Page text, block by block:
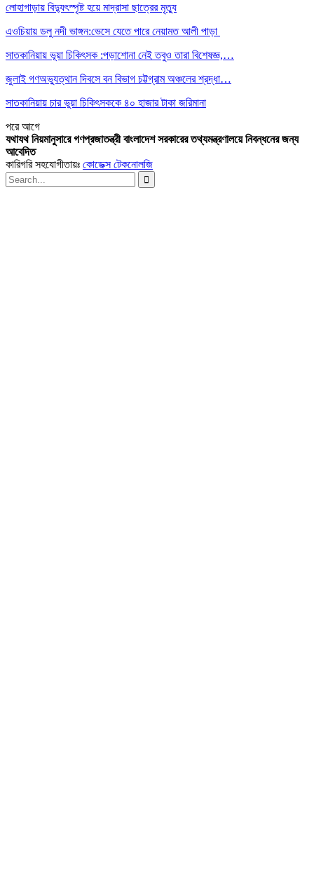
লোহাগাড়ায় বিদ্যুৎস্পৃষ্ট হয়ে মাদ্রাসা ছাত্রের মৃত্যু
এওচিয়ায় ডলু নদী ভাঙ্গন:ভেসে যেতে পারে নেয়ামত আলী পাড়া
সাতকানিয়ায় ভূয়া চিকিৎসক :পড়াশোনা নেই তবুও তারা বিশেষজ্ঞ,…
জুলাই গণঅভ্যুত্থান দিবসে বন বিভাগ চট্টগ্রাম অঞ্চলের শ্রদ্ধা…
সাতকানিয়ায় চার ভুয়া চিকিৎসককে ৪০ হাজার টাকা জরিমানা
পরেআগে
যথাযথ নিয়মানুসারে গণপ্রজাতন্ত্রী বাংলাদেশ সরকারের তথ্যমন্ত্রণালয়ে নিবন্ধনের জন্য
আবেদিত
কারিগরি সহযোগীতায়ঃ কোডেক্স টেকনোলজি